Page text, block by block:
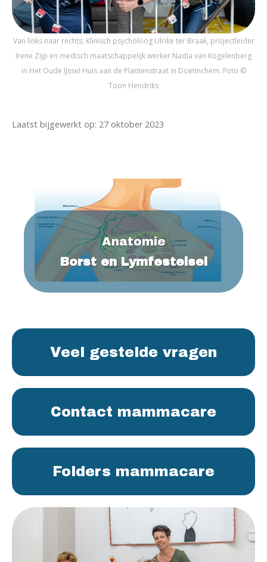
Van links naar rechts: Klinisch psycholoog Ulrike ter Braak, projectleider
Irene Zijp en medisch maatschappelijk werker Nadia van Kogelenberg
in Het Oude IJssel Huis aan de Plantenstraat in Doetinchem. Foto ©
Toon Hendriks
Laatst bijgewerkt op: 27 oktober 2023
Anatomie
Borst en Lymfestelsel
Veel gestelde vragen
Contact mammacare
Folders mammacare